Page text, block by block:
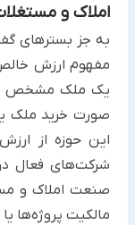
املاک و
به جز بسترهای
مفهوم ارزش
یک ملک مشخص
صورت خرید ملک
این حوزه از
شرکت‌های فعال
مالکیت پروژه‌ها